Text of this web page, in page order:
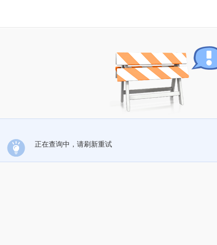
正在查询中，请刷新重试